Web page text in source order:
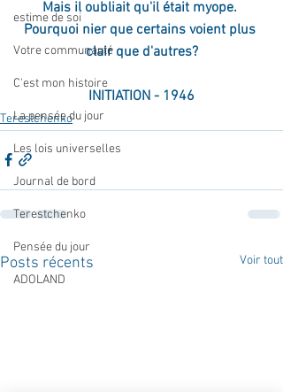
estime de soi
Votre communauté
C'est mon histoire
La pensée du jour
Les lois universelles
Journal de bord
Terestchenko
Pensée du jour
ADOLAND
Mais il oubliait qu'il était myope.
Pourquoi nier que certains voient plus
clair que d'autres?
INITIATION - 1946
Terestchenko
Posts récents Voir tout